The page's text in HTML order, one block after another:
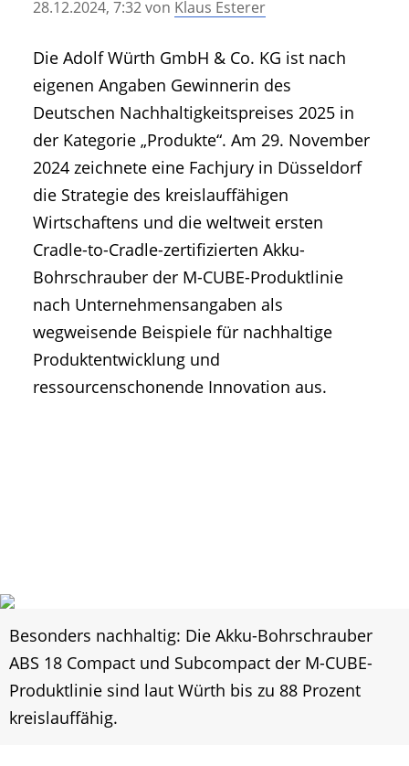
• Geschichte und Geschichten
• Mitteilung der Redaktion
• Agritechnica Neuheiten Archiv
• Artikel nach Hersteller/Marke
28.12.2024, 7:32von Klaus Esterer
Die Adolf Würth GmbH & Co. KG ist nach
eigenen Angaben Gewinnerin des
Deutschen Nachhaltigkeitspreises 2025 in
der Kategorie „Produkte“. Am 29. November
2024 zeichnete eine Fachjury in Düsseldorf
die Strategie des kreislauffähigen
Wirtschaftens und die weltweit ersten
Cradle-to-Cradle-zertifizierten Akku-
Bohrschrauber der M-CUBE-Produktlinie
nach Unternehmensangaben als
wegweisende Beispiele für nachhaltige
Produktentwicklung und
ressourcenschonende Innovation aus.
Besonders nachhaltig: Die Akku-Bohrschrauber
ABS 18 Compact und Subcompact der M-CUBE-
Produktlinie sind laut Würth bis zu 88 Prozent
kreislauffähig.